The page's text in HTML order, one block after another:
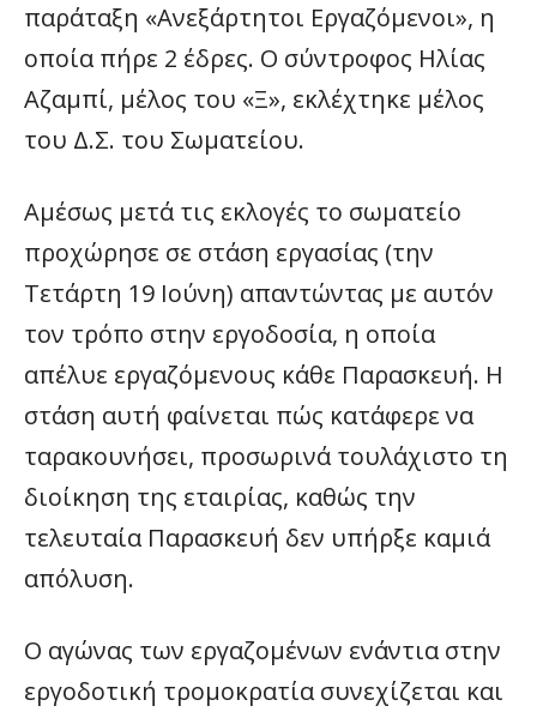
παράταξη «Ανεξάρτητοι Εργαζόμενοι», η
οποία πήρε 2 έδρες. Ο σύντροφος Ηλίας
Αζαμπί, μέλος του «Ξ», εκλέχτηκε μέλος
του Δ.Σ. του Σωματείου.
Αμέσως μετά τις εκλογές το σωματείο
προχώρησε σε στάση εργασίας (την
Τετάρτη 19 Ιούνη) απαντώντας με αυτόν
τον τρόπο στην εργοδοσία, η οποία
απέλυε εργαζόμενους κάθε Παρασκευή. Η
στάση αυτή φαίνεται πώς κατάφερε να
ταρακουνήσει, προσωρινά τουλάχιστο τη
διοίκηση της εταιρίας, καθώς την
τελευταία Παρασκευή δεν υπήρξε καμιά
απόλυση.
Ο αγώνας των εργαζομένων ενάντια στην
εργοδοτική τρομοκρατία συνεχίζεται και